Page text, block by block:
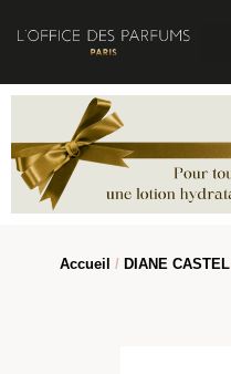
Accueil / DIANE CASTEL